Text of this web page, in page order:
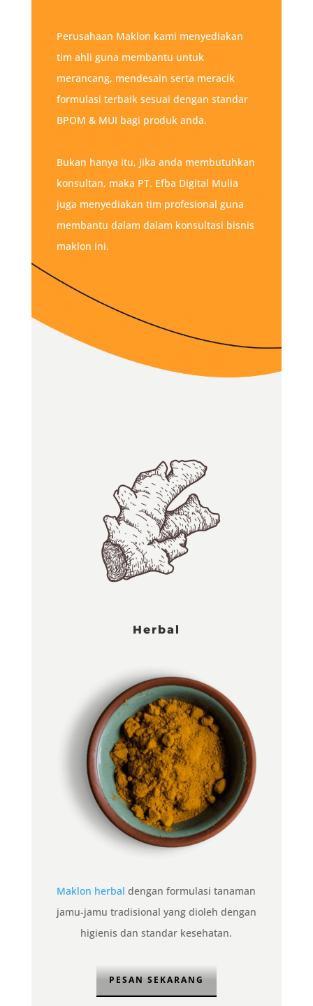
Perusahaan Maklon kami menyediakan
tim ahli guna membantu untuk
merancang, mendesain serta meracik
formulasi terbaik sesuai dengan standar
BPOM & MUI bagi produk anda.
Bukan hanya itu, jika anda membutuhkan
konsultan, maka PT. Efba Digital Mulia
juga menyediakan tim profesional guna
membantu dalam dalam konsultasi bisnis
maklon ini.
Herbal
Maklon herbal dengan formulasi tanaman
jamu-jamu tradisional yang dioleh dengan
higienis dan standar kesehatan.
PESAN SEKARANG